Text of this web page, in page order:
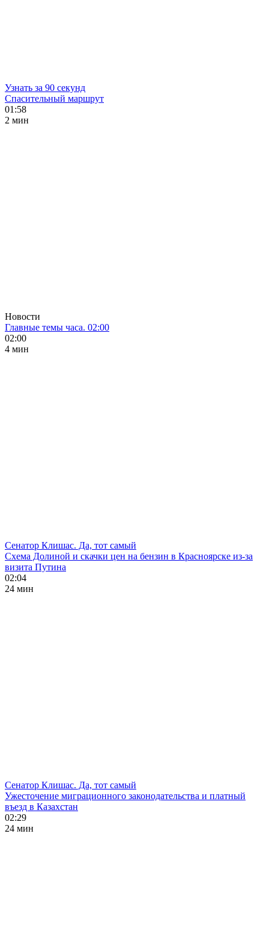
Узнать за 90 секунд
Спасительный маршрут
01:58
2 мин
Новости
Главные темы часа. 02:00
02:00
4 мин
Сенатор Клишас. Да, тот самый
Схема Долиной и скачки цен на бензин в Красноярске из-за
визита Путина
02:04
24 мин
Сенатор Клишас. Да, тот самый
Ужесточение миграционного законодательства и платный
въезд в Казахстан
02:29
24 мин